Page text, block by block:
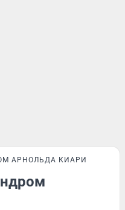
АРНОЛЬДА КИАРИ